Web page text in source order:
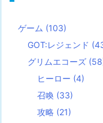
ゲーム (103)
GOT:レジェンド
グリムエコーズ
ヒーロー (4)
召喚 (33)
攻略 (21)